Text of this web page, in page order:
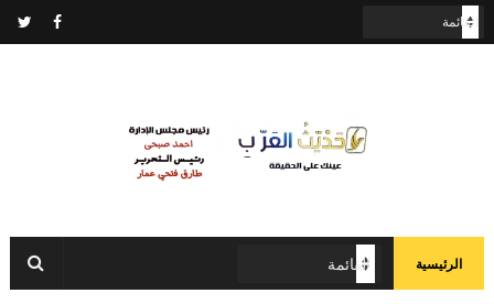
الرئيسية